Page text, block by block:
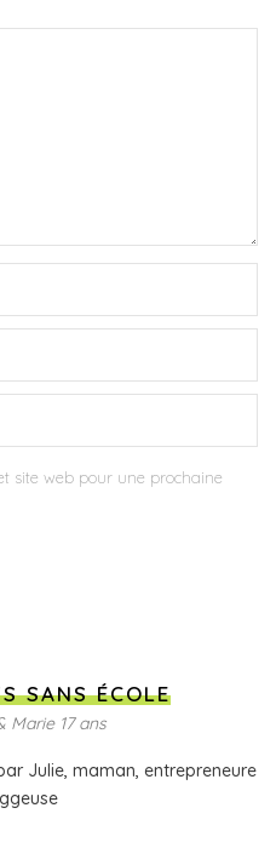
site web pour une prochaine
SANS ÉCOLE
Marie 17 ans
Julie, maman, entrepreneure